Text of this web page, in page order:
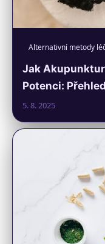
Alternativní metody
Jak
Potenci:
5. 8. 2025